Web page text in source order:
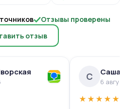
Отзывы проверены
отзыв
С Саша
6
★★★★★